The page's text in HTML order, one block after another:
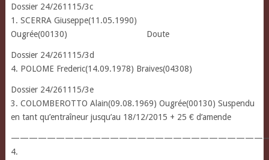
Dossier 24/261115/3c
1. SCERRA Giuseppe(11.05.1990)
Ougrée(00130) Doute
Dossier 24/261115/3d
4. POLOME Frederic(14.09.1978) Braives(04308)
Dossier 24/261115/3e
3. COLOMBEROTTO Alain(09.08.1969) Ougrée(00130) Suspendu
en tant qu’entraîneur jusqu’au 18/12/2015 + 25 € d’amende
4.